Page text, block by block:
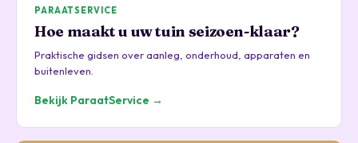
PARAATSERVICE
Hoe maakt u uw tuin seizoen-klaar?
Praktische gidsen over aanleg, onderhoud, apparaten en
buitenleven.
Bekijk ParaatService →